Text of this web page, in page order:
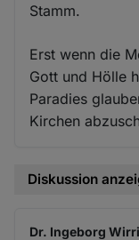
Stamm.
Erst wenn die
Gott und Hölle
Paradies
Kirchen
Diskussion
Dr. Ingeborg